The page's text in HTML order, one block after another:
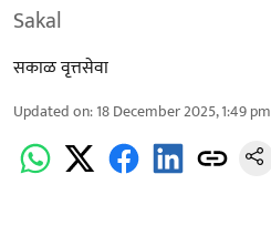
Sakal
सकाळ वृत्तसेवा
Updated on:18 December 2025, 1:49 pm